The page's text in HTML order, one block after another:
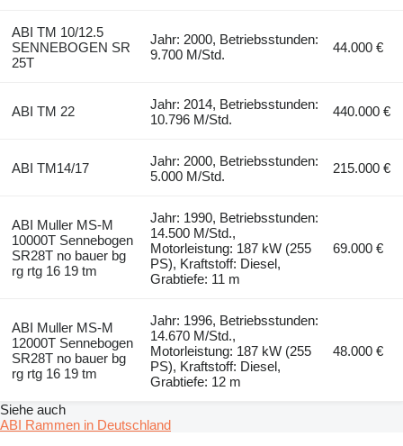
ABI TM 10/12.5
SENNEBOGEN SR
25T
Jahr: 2000, Betriebsstunden:
9.700 M/Std.
44.000 €
ABI TM 22
Jahr: 2014, Betriebsstunden:
10.796 M/Std.
440.000 €
ABI TM14/17
Jahr: 2000, Betriebsstunden:
5.000 M/Std.
215.000 €
ABI Muller MS-M
10000T Sennebogen
SR28T no bauer bg
rg rtg 16 19 tm
Jahr: 1990, Betriebsstunden:
14.500 M/Std.,
Motorleistung: 187 kW (255
PS), Kraftstoff: Diesel,
Grabtiefe: 11 m
69.000 €
ABI Muller MS-M
12000T Sennebogen
SR28T no bauer bg
rg rtg 16 19 tm
Jahr: 1996, Betriebsstunden:
14.670 M/Std.,
Motorleistung: 187 kW (255
PS), Kraftstoff: Diesel,
Grabtiefe: 12 m
48.000 €
Siehe auch
ABI Rammen in Deutschland